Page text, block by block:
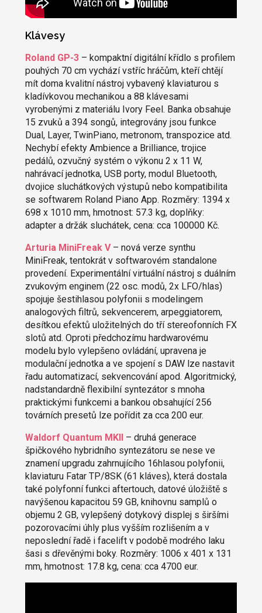
Klávesy
Roland GP-3– kompaktní digitální křídlo s profilem
pouhých 70 cm vychází vstříc hráčům, kteří chtějí
mít doma kvalitní nástroj vybavený klaviaturou s
kladívkovou mechanikou a 88 klávesami
vyrobenými z materiálu Ivory Feel. Banka obsahuje
15 zvuků a 394 songů, integrovány jsou funkce
Dual, Layer, TwinPiano, metronom, transpozice atd.
Nechybí efekty Ambience a Brilliance, trojice
pedálů, ozvučný systém o výkonu 2 x 11 W,
nahrávací jednotka, USB porty, modul Bluetooth,
dvojice sluchátkových výstupů nebo kompatibilita
se softwarem Roland Piano App. Rozměry: 1394 x
698 x 1010 mm, hmotnost: 57.3 kg, doplňky:
adapter a držák sluchátek, cena: cca 100000 Kč.
Arturia MiniFreak V– nová verze synthu
MiniFreak, tentokrát v softwarovém standalone
provedení. Experimentální virtuální nástroj s duálním
zvukovým enginem (22 osc. modů, 2x LFO/hlas)
spojuje šestihlasou polyfonii s modelingem
analogových filtrů, sekvencerem, arpeggiatorem,
desítkou efektů uložitelných do tří stereofonních FX
slotů atd. Oproti předchozímu hardwarovému
modelu bylo vylepšeno ovládání, upravena je
modulační jednotka a ve spojení s DAW lze nastavit
řadu automatizací, sekvencování apod. Algoritmický,
nadstandardně flexibilní syntezátor s mnoha
praktickými funkcemi a bankou obsahující 256
továrních presetů lze pořídit za cca 200 eur.
Waldorf Quantum MKII– druhá generace
špičkového hybridního syntezátoru se nese ve
znamení upgradu zahrnujícího 16hlasou polyfonii,
klaviaturu Fatar TP/8SK (61 kláves), která dostala
také polyfonní funkci aftertouch, datové úložiště s
navýšenou kapacitou 59 GB, knihovnu samplů o
objemu 2 GB, vylepšený dotykový displej s širšími
pozorovacími úhly plus vyšším rozlišením a v
neposlední řadě i facelift v podobě modrého laku
šasi s dřevěnými boky. Rozměry: 1006 x 401 x 131
mm, hmotnost: 17.8 kg, cena: cca 4700 eur.